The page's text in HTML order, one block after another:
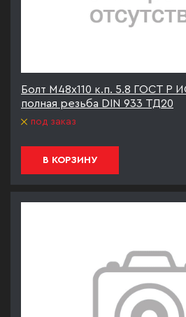
Болт М48х110 к.п. 5.8 ГОСТ Р
полная резьба DIN 933 ТД20
под заказ
В КОРЗИНУ